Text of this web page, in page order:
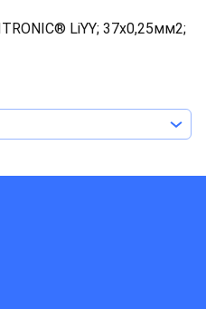
LiYY; 37x0,25мм2;